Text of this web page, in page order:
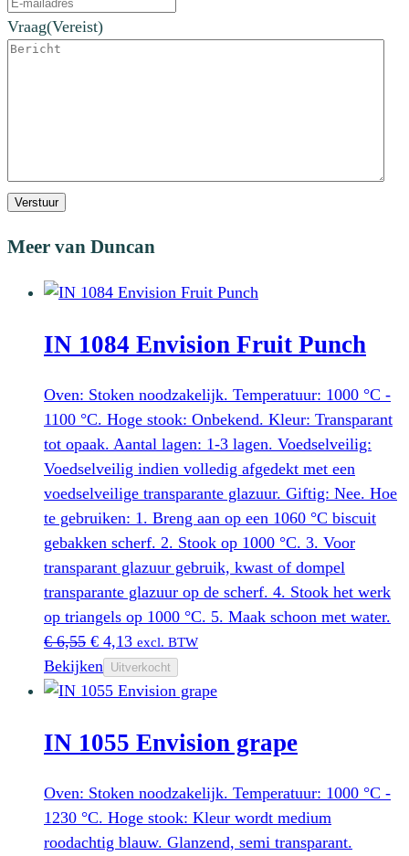
Vraag(Vereist)
Verstuur
Meer van Duncan
IN 1084 Envision Fruit Punch
Oven: Stoken noodzakelijk. Temperatuur: 1000 °C -
1100 °C. Hoge stook: Onbekend. Kleur: Transparant
tot opaak. Aantal lagen: 1-3 lagen. Voedselveilig:
Voedselveilig indien volledig afgedekt met een
voedselveilige transparante glazuur. Giftig: Nee. Hoe
te gebruiken: 1. Breng aan op een 1060 °C biscuit
gebakken scherf. 2. Stook op 1000 °C. 3. Voor
transparant glazuur gebruik, kwast of dompel
transparante glazuur op de scherf. 4. Stook het werk
op triangels op 1000 °C. 5. Maak schoon met water.
€6,55 Oorspronkelijke
prijs
was:
€ 4,13Huidige
prijs
is:
excl. BTW
Bekijken Uitverkocht
IN 1055 Envision grape
Oven: Stoken noodzakelijk. Temperatuur: 1000 °C -
1230 °C. Hoge stook: Kleur wordt medium
roodachtig blauw. Glanzend, semi transparant.